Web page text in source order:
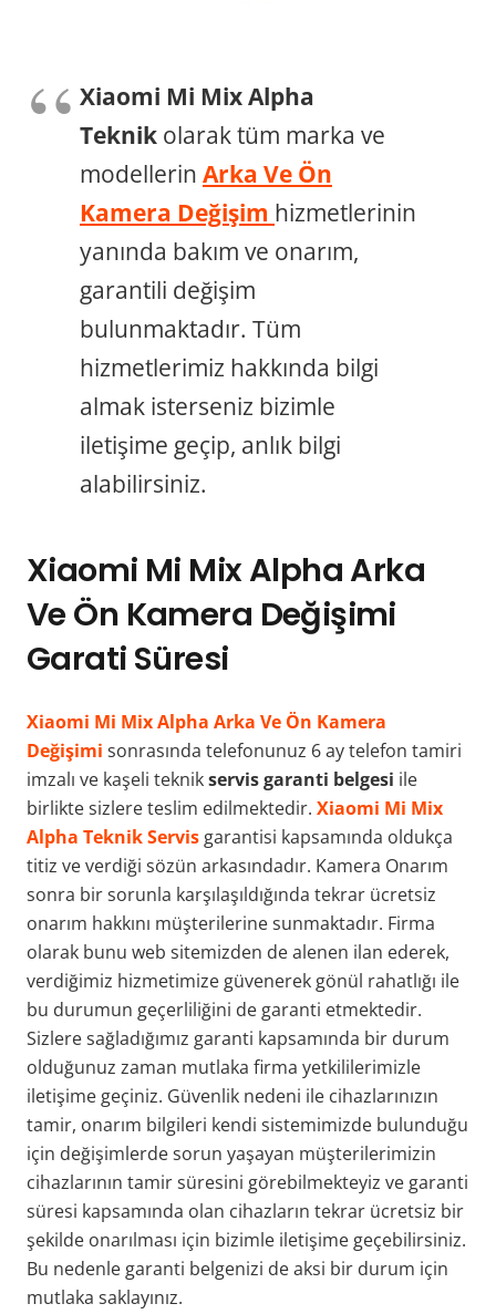
Xiaomi Mi Mix Alpha
Teknik olarak tüm marka ve
modellerin Arka Ve Ön
Kamera Değişim hizmetlerinin
yanında bakım ve onarım,
garantili değişim
bulunmaktadır. Tüm
hizmetlerimiz hakkında bilgi
almak isterseniz bizimle
iletişime geçip, anlık bilgi
alabilirsiniz.
Xiaomi Mi Mix Alpha Arka
Ve Ön Kamera Değişimi
Garati Süresi
Xiaomi Mi Mix Alpha Arka Ve Ön Kamera
Değişimi sonrasında telefonunuz 6 ay telefon tamiri
imzalı ve kaşeli teknikservis garanti belgesi ile
birlikte sizlere teslim edilmektedir. Xiaomi Mi Mix
Alpha Teknik Servis garantisi kapsamında oldukça
titiz ve verdiği sözün arkasındadır. Kamera Onarım
sonra bir sorunla karşılaşıldığında tekrar ücretsiz
onarım hakkını müşterilerine sunmaktadır. Firma
olarak bunu web sitemizden de alenen ilan ederek,
verdiğimiz hizmetimize güvenerek gönül rahatlığı ile
bu durumun geçerliliğini de garanti etmektedir.
Sizlere sağladığımız garanti kapsamında bir durum
olduğunuz zaman mutlaka firma yetkililerimizle
iletişime geçiniz. Güvenlik nedeni ile cihazlarınızın
tamir, onarım bilgileri kendi sistemimizde bulunduğu
için değişimlerde sorun yaşayan müşterilerimizin
cihazlarının tamir süresini görebilmekteyiz ve garanti
süresi kapsamında olan cihazların tekrar ücretsiz bir
şekilde onarılması için bizimle iletişime geçebilirsiniz.
Bu nedenle garanti belgenizi de aksi bir durum için
mutlaka saklayınız.